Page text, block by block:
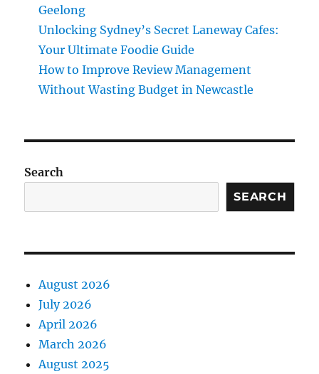
Geelong
Unlocking Sydney’s Secret Laneway Cafes:
Your Ultimate Foodie Guide
How to Improve Review Management
Without Wasting Budget in Newcastle
Search
SEARCH
August 2026
July 2026
April 2026
March 2026
August 2025